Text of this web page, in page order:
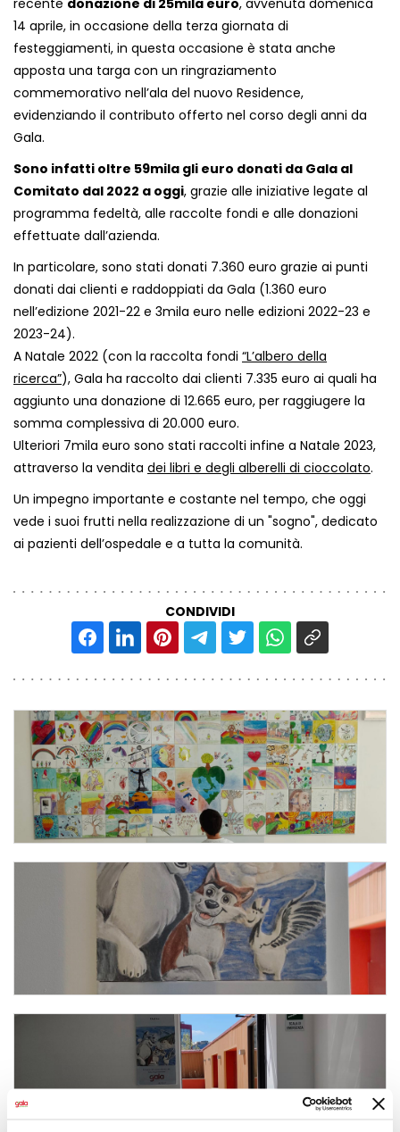
14 aprile, in occasione della terza giornata di
festeggiamenti, in questa occasione è stata anche
apposta una targa con un ringraziamento
commemorativo nell’ala del nuovo Residence,
evidenziando il contributo offerto nel corso degli anni da
Gala.
Sono infatti oltre 59mila gli euro donati da Gala al
Comitato dal 2022 a oggi, grazie alle iniziative legate al
programma fedeltà, alle raccolte fondi e alle donazioni
effettuate dall’azienda.
In particolare, sono stati donati 7.360 euro grazie ai punti
donati dai clienti e raddoppiati da Gala (1.360 euro
nell’edizione 2021-22 e 3mila euro nelle edizioni 2022-23 e
2023-24).
A Natale 2022 (con la raccolta fondi “L’albero della
ricerca”), Gala ha raccolto dai clienti 7.335 euro ai quali ha
aggiunto una donazione di 12.665 euro, per raggiugere la
somma complessiva di 20.000 euro.
Ulteriori 7mila euro sono stati raccolti infine a Natale 2023,
attraverso la vendita dei libri e degli alberelli di cioccolato.
Un impegno importante e costante nel tempo, che oggi
vede i suoi frutti nella realizzazione di un "sogno", dedicato
ai pazienti dell’ospedale e a tutta la comunità.
CONDIVIDI